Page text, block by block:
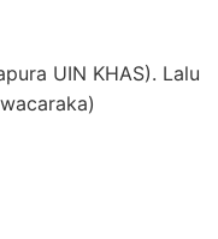
UIN KHAS). Lalu